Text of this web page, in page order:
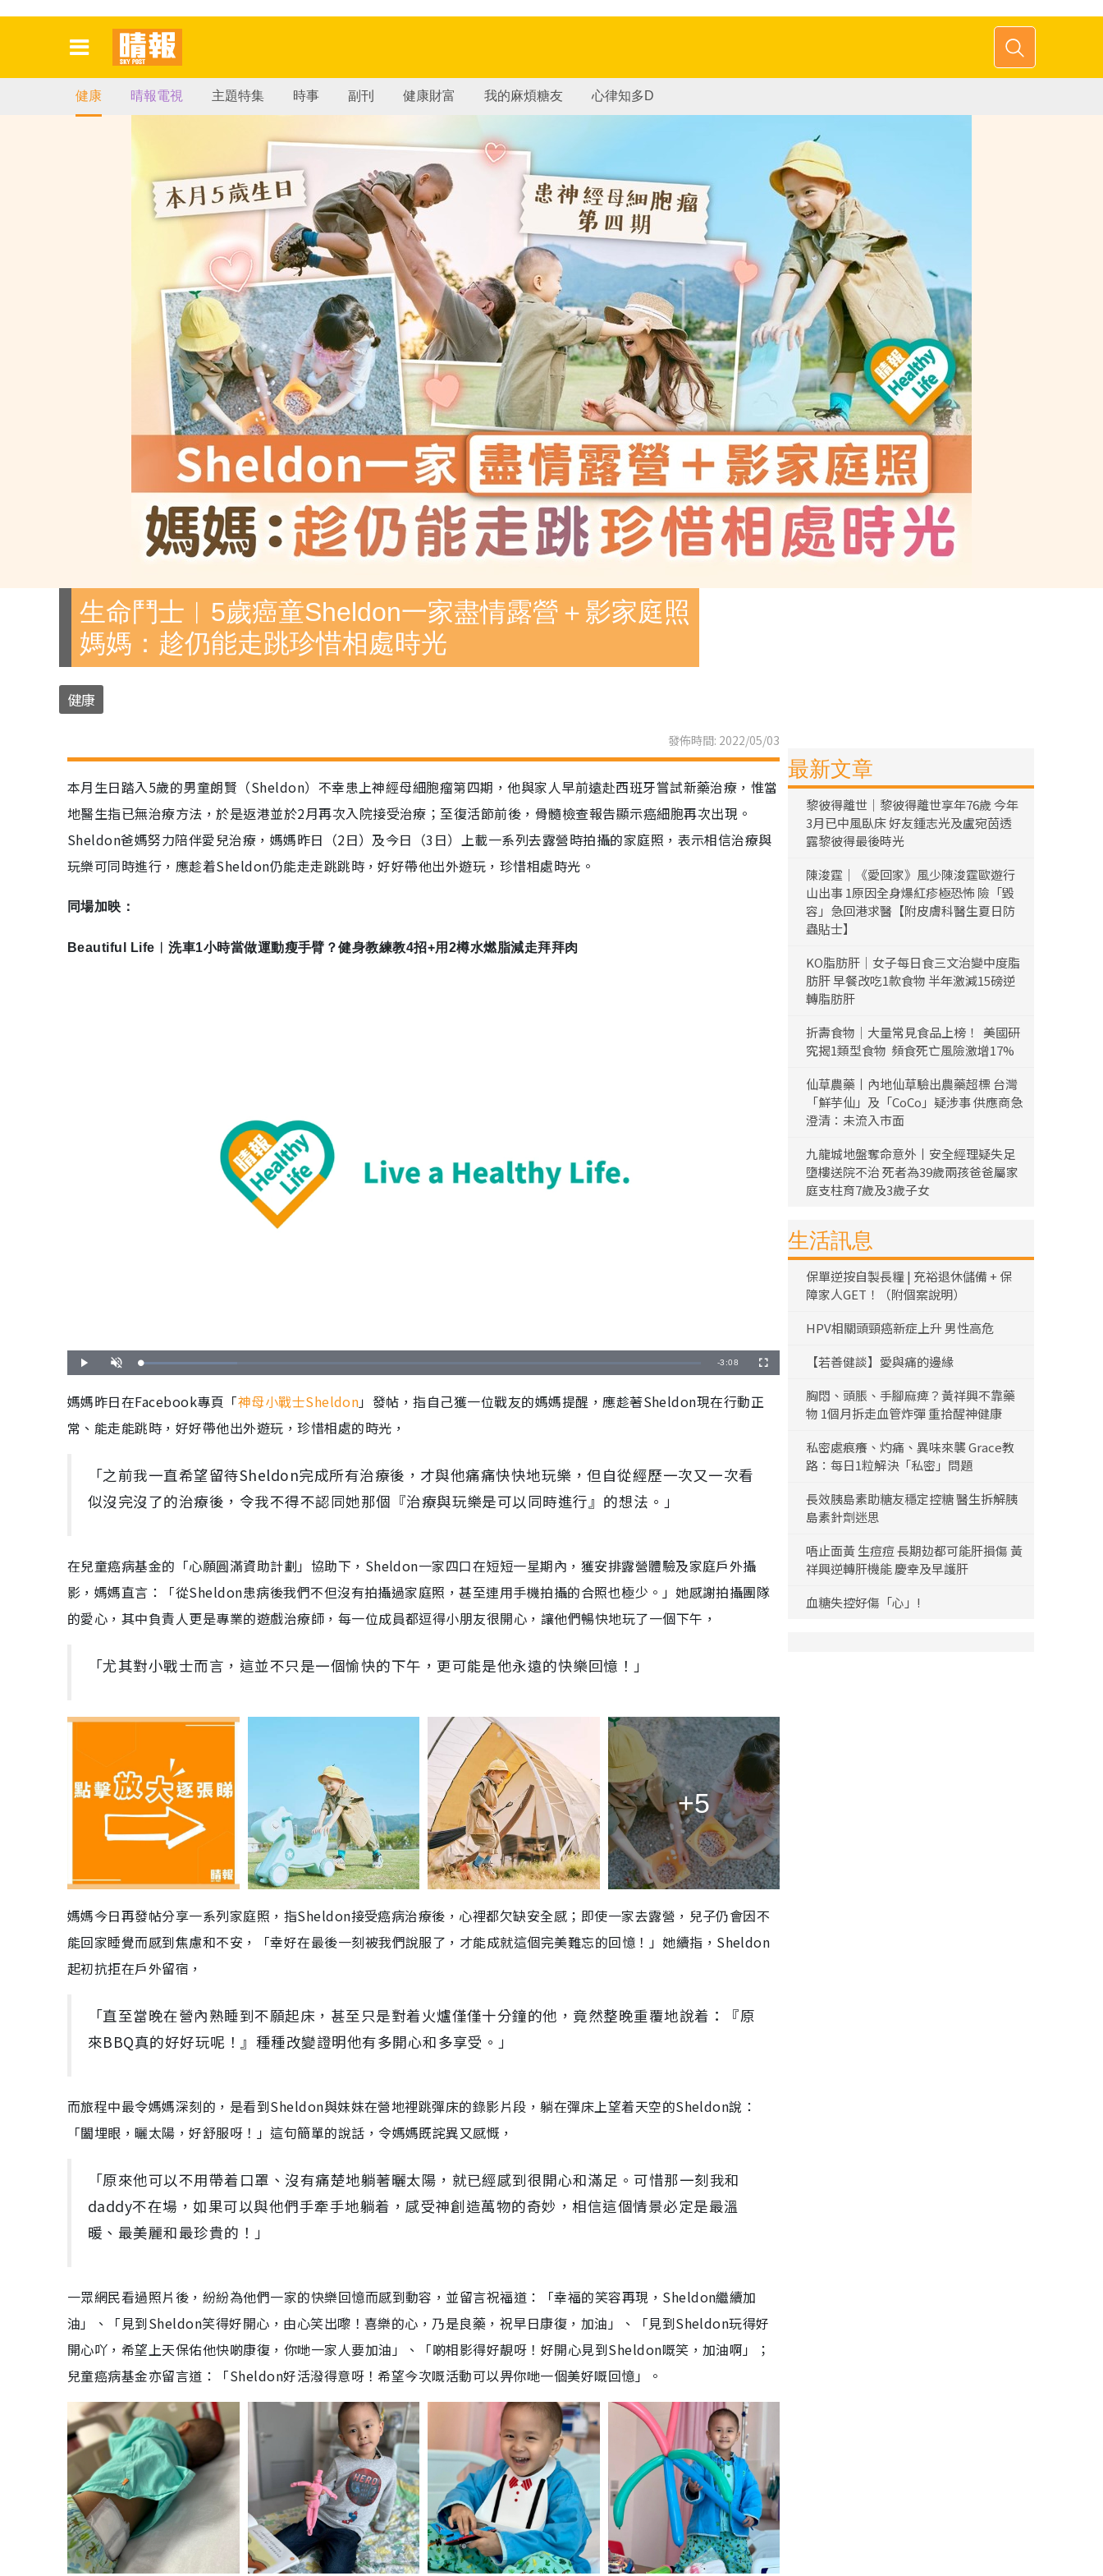
健康 晴報電視 主題特集 時事 副刊 健康財富 我的麻煩糖友 心律知多D
生命鬥士︳5歲癌童Sheldon一家盡情露營＋影家庭照
媽媽：趁仍能走跳珍惜相處時光
健康
發佈時間: 2022/05/03
本月生日踏入5歲的男童朗賢（Sheldon）不幸患上神經母細胞瘤第四期，他與家人早前遠赴西班牙嘗試新藥治療，惟當
地醫生指已無治療方法，於是返港並於2月再次入院接受治療；至復活節前後，骨髓檢查報告顯示癌細胞再次出現。
Sheldon爸媽努力陪伴愛兒治療，媽媽昨日（2日）及今日（3日）上載一系列去露營時拍攝的家庭照，表示相信治療與
玩樂可同時進行，應趁着Sheldon仍能走走跳跳時，好好帶他出外遊玩，珍惜相處時光。
同場加映：
Beautiful Life︳洗車1小時當做運動瘦手臂？健身教練教4招+用2樽水燃脂減走拜拜肉
播
放
開
啟
載
入
:
1
.
2
剩
-3:08
全
螢
媽媽昨日在Facebook專頁「神母小戰士Sheldon」發帖，指自己獲一位戰友的媽媽提醒，應趁著Sheldon現在行動正
常、能走能跳時，好好帶他出外遊玩，珍惜相處的時光，
「之前我一直希望留待Sheldon完成所有治療後，才與他痛痛快快地玩樂，但自從經歷一次又一次看
似沒完沒了的治療後，令我不得不認同她那個『治療與玩樂是可以同時進行』的想法。」
在兒童癌病基金的「心願圓滿資助計劃」協助下，Sheldon一家四口在短短一星期內，獲安排露營體驗及家庭戶外攝
影，媽媽直言：「從Sheldon患病後我們不但沒有拍攝過家庭照，甚至連用手機拍攝的合照也極少。」她感謝拍攝團隊
的愛心，其中負責人更是專業的遊戲治療師，每一位成員都逗得小朋友很開心，讓他們暢快地玩了一個下午，
「尤其對小戰士而言，這並不只是一個愉快的下午，更可能是他永遠的快樂回憶！」
+5
媽媽今日再發帖分享一系列家庭照，指Sheldon接受癌病治療後，心裡都欠缺安全感；即使一家去露營，兒子仍會因不
能回家睡覺而感到焦慮和不安，「幸好在最後一刻被我們說服了，才能成就這個完美難忘的回憶！」她續指，Sheldon
起初抗拒在戶外留宿，
「直至當晚在營內熟睡到不願起床，甚至只是對着火爐僅僅十分鐘的他，竟然整晚重覆地說着：『原
來BBQ真的好好玩呢！』種種改變證明他有多開心和多享受。」
而旅程中最令媽媽深刻的，是看到Sheldon與妹妹在營地裡跳彈床的錄影片段，躺在彈床上望着天空的Sheldon說：
「闔埋眼，曬太陽，好舒服呀！」這句簡單的說話，令媽媽既詫異又感慨，
「原來他可以不用帶着口罩、沒有痛楚地躺著曬太陽，就已經感到很開心和滿足。可惜那一刻我和
daddy不在場，如果可以與他們手牽手地躺着，感受神創造萬物的奇妙，相信這個情景必定是最溫
暖、最美麗和最珍貴的！」
一眾網民看過照片後，紛紛為他們一家的快樂回憶而感到動容，並留言祝福道：「幸福的笑容再現，Sheldon繼續加
油」、「見到Sheldon笑得好開心，由心笑出嚟！喜樂的心，乃是良藥，祝早日康復，加油」、「見到Sheldon玩得好
開心吖，希望上天保佑他快啲康復，你哋一家人要加油」、「啲相影得好靚呀！好開心見到Sheldon嘅笑，加油啊」；
兒童癌病基金亦留言道：「Sheldon好活潑得意呀！希望今次嘅活動可以畀你哋一個美好嘅回憶」。
最新文章
黎彼得離世｜黎彼得離世享年76歲 今年
3月已中風臥床 好友鍾志光及盧宛茵透
露黎彼得最後時光
陳浚霆｜《愛回家》風少陳浚霆歐遊行
山出事 1原因全身爆紅疹極恐怖 險「毀
容」急回港求醫【附皮膚科醫生夏日防
蟲貼士】
KO脂肪肝｜女子每日食三文治變中度脂
肪肝 早餐改吃1款食物 半年激減15磅逆
轉脂肪肝
折壽食物｜大量常見食品上榜！ 美國研
究揭1類型食物 頻食死亡風險激增17%
仙草農藥丨內地仙草驗出農藥超標 台灣
「鮮芋仙」及「CoCo」疑涉事 供應商急
澄清：未流入市面
九龍城地盤奪命意外丨安全經理疑失足
墮樓送院不治 死者為39歲兩孩爸爸屬家
庭支柱育7歲及3歲子女
生活訊息
保單逆按自製長糧 | 充裕退休儲備 + 保
障家人GET！（附個案說明）
HPV相關頭頸癌新症上升 男性高危
【若善健談】愛與痛的邊緣
胸悶、頭脹、手腳麻痺？黃祥興不靠藥
物 1個月拆走血管炸彈 重拾醒神健康
私密處痕癢、灼痛、異味來襲 Grace教
路：每日1粒解決「私密」問題
長效胰島素助糖友穩定控糖 醫生拆解胰
島素針劑迷思
唔止面黃 生痘痘 長期攰都可能肝損傷 黃
祥興逆轉肝機能 慶幸及早護肝
血糖失控好傷「心」!